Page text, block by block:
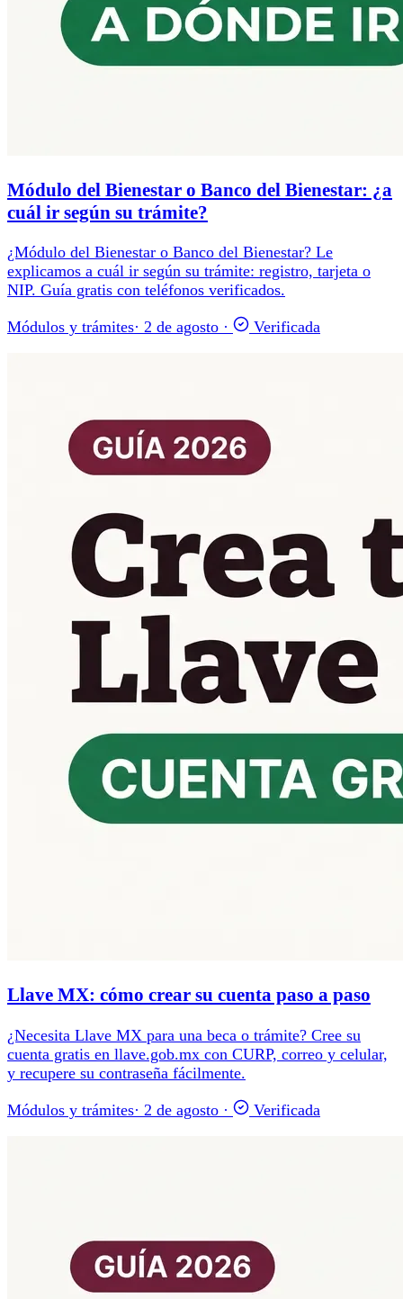
Módulo del Bienestar o Banco del Bienestar: ¿a
cuál ir según su trámite?
¿Módulo del Bienestar o Banco del Bienestar? Le
explicamos a cuál ir según su trámite: registro, tarjeta o
NIP. Guía gratis con teléfonos verificados.
Módulos y trámites· 2 de agosto · Verificada
Llave MX: cómo crear su cuenta paso a paso
¿Necesita Llave MX para una beca o trámite? Cree su
cuenta gratis en llave.gob.mx con CURP, correo y celular,
y recupere su contraseña fácilmente.
Módulos y trámites· 2 de agosto · Verificada